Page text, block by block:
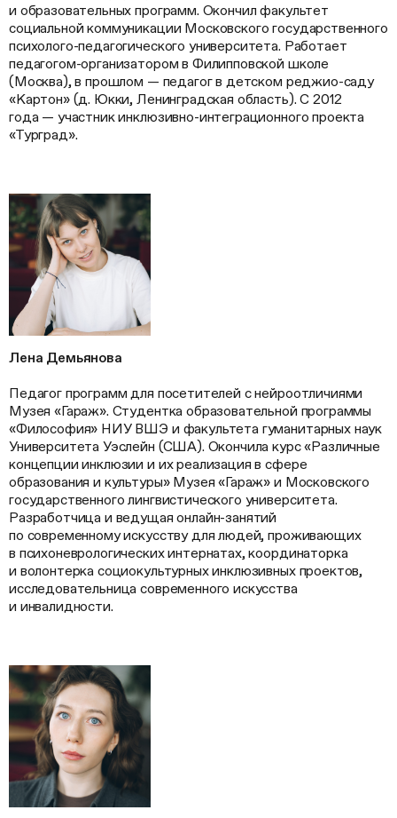
и образовательных программ. Окончил факультет
социальной коммуникации Московского государственного
психолого-педагогического университета. Работает
педагогом-организатором в Филипповской школе
(Москва), в прошлом — педагог в детском реджио-саду
«Картон» (д. Юкки, Ленинградская область). С 2012
года — участник инклюзивно-интеграционного проекта
«Турград».
Лена Демьянова
Педагог программ для посетителей с нейроотличиями
Музея «Гараж». Студентка образовательной программы
«Философия» НИУ ВШЭ и факультета гуманитарных наук
Университета Уэслейн (США). Окончила курс «Различные
концепции инклюзии и их реализация в сфере
образования и культуры» Музея «Гараж» и Московского
государственного лингвистического университета.
Разработчица и ведущая онлайн-занятий
по современному искусству для людей, проживающих
в психоневрологических интернатах, координаторка
и волонтерка социокультурных инклюзивных проектов,
исследовательница современного искусства
и инвалидности.